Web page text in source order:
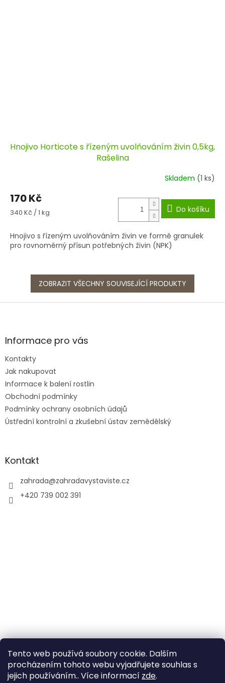
Tento web používá soubory cookie. Dalším
procházením tohoto webu vyjadřujete souhlas s
jejich používáním.. Více informací zde.
Hnojivo Horticote s řízeným uvolňováním živin 0,5kg,
Rašelina
Skladem (1 ks)
170 Kč
Měrná
340 Kč / 1 kg Do košíku
Hnojivo s řízeným uvolňováním živin ve formě granulek
pro rovnoměrný přísun potřebných živin (NPK)
ZOBRAZIT VŠECHNY SOUVISEJÍCÍ PRODUKTY
Z
aInformace pro vás
Kontakty
Jak nakupovat
Informace k balení rostlin
Obchodní podmínky
Podmínky ochrany osobních údajů
Ústřední kontrolní a zkušební ústav zemědělský
Kontakt
zahrada@zahradavystaviste.cz
+420 739 002 391